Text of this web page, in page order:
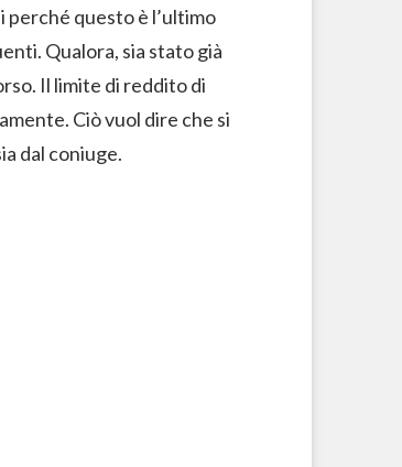
perché questo è l’ultimo
Qualora, sia stato già
Il limite di reddito di
Ciò vuol dire che si
dal coniuge.